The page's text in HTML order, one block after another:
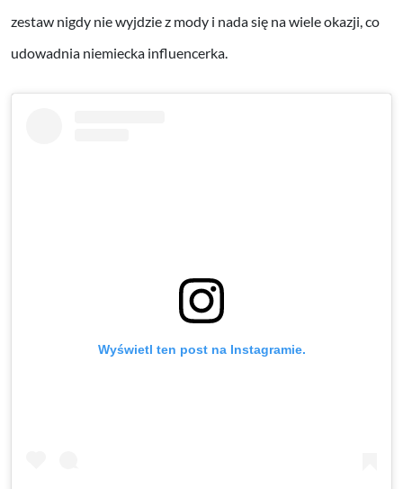
zestaw nigdy nie wyjdzie z mody i nada się na wiele okazji, co
udowadnia niemiecka influencerka.
Wyświetl ten post na Instagramie.